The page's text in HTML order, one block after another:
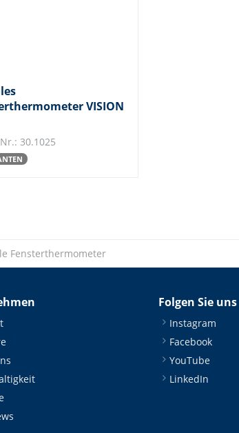
VISION
30.1025
Fensterthermometer
Folgen Sie uns
Instagram
Facebook
YouTube
LinkedIn